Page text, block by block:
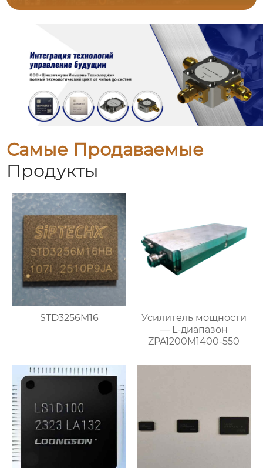
Самые Продаваемые
Продукты
STD3256M16
Усилитель мощности
— L-диапазон
ZPA1200M1400-550